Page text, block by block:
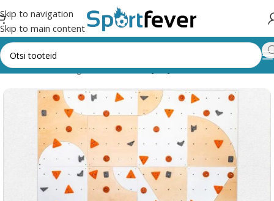
Skip to navigation
Skip to main content
Esileht Kõik kategooriad Seiklusrajad ja ronimisseinad